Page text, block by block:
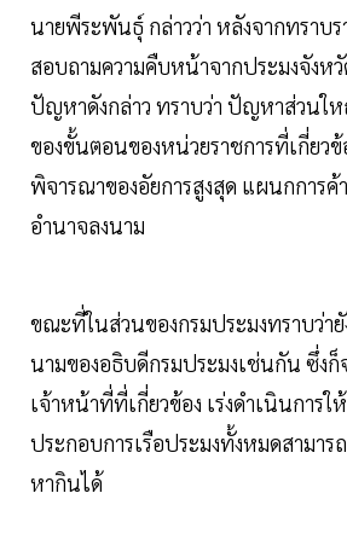
นายพีระพันธุ์ กล่าวว่า หลังจากทราบ
สอบถามความคืบหน้าจากประมงจังห
ปัญหาดังกล่าว ทราบว่า ปัญหาส่วนให
ของขั้นตอนของหน่วยราชการที่เกี่ยว
พิจารณาของอัยการสูงสุด แผนกการ
อำนาจลงนาม
ขณะที่ในส่วนของกรมประมงทราบว่า
นามของอธิบดีกรมประมงเช่นกัน ซึ่งก็
เจ้าหน้าที่ที่เกี่ยวข้อง เร่งดำเนินการ
ประกอบการเรือประมงทั้งหมดสามาร
หากินได้